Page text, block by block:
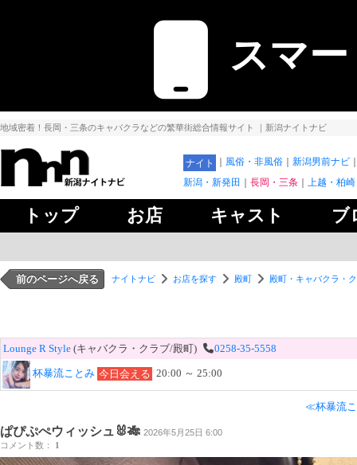
スマ
地域密着！長岡・三条のキャバクラなどの繁華街総合情報サイト ｜新潟ナイトナビ
ナイト 風俗・非風俗
新潟男前ナビ
新潟・新発田
長岡・三条 上越・柏
トップ お店 キャスト ブ
前のページへ戻る ナイトナビ お店を探す 殿町 殿町・キャバクラ・
Lounge R Style (キャバクラ・クラブ/殿町) 0258-35-5558
杯暴流ことみ 今日会える 20:00 ～ 25:00
≪杯暴流
ぱぴぷぺウィッシュ🐰🎋 2026年5月25日 6:00
コメント数： 1